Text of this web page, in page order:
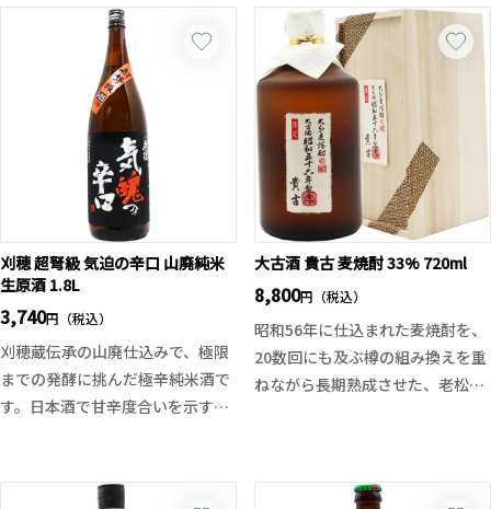
のバランスが良く、気軽に楽しめ
る食中酒タイプの日本酒です。
と酒米の持つ個性が引き出されて
います。食中酒としても楽しめる
優しくも美しい純米吟醸です。
刈穂 超弩級 気迫の辛口 山廃純米
生原酒 1.8L
3,740円（税込）
刈穂蔵伝承の山廃仕込みで、極限
までの発酵に挑んだ極辛純米酒で
す。日本酒で甘辛度合いを示すの
それを圧倒的に上回る＋25。
大古酒 貴古 麦焼酎 33% 720ml
8,800円（税込）
昭和56年に仕込まれた麦焼酎を、
20数回にも及ぶ樽の組み換えを重
ねながら長期熟成させた、老松酒
独自の熟成製法により、まろやか